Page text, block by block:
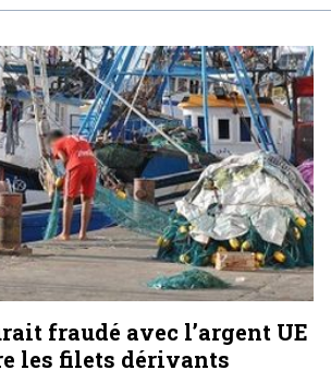
fraudé avec l’argent UE
les filets dérivants